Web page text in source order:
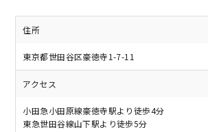
住所
東京都世田谷区豪徳寺1-7-11
アクセス
小田急小田原線豪徳寺駅より徒歩4分
東急世田谷線山下駅より徒歩5分